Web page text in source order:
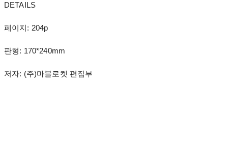
DETAILS
페이지: 204p
판형: 170*240mm
저자: (주)마블로켓 편집부